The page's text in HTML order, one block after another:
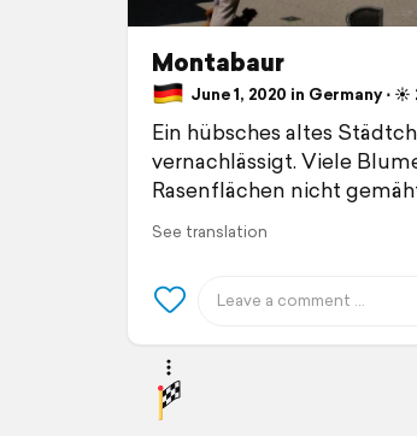
Montabaur
June 1, 2020 in Germany ⋅ ☀️
Ein hübsches altes
vernachlässigt. Viele
Rasenflächen nicht
See translation